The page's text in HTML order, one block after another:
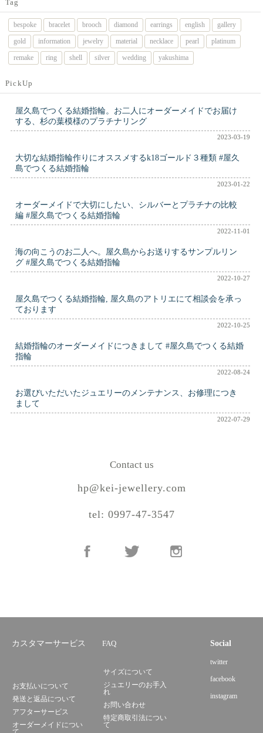
Tag
bespoke bracelet brooch diamond earrings english
gallery
gold
information jewelry material necklace pearl
platinum
remake
ring shell silver wedding yakushima
PickUp
屋久島でつくる結婚指輪。お二人にオーダーメイドでお届け
する、杉の葉模様のプラチナリング
2023-03-19
大切な結婚指輪作りにオススメするk18ゴールド３種類 #屋久
島でつくる結婚指輪
2023-01-22
オーダーメイドで大切にしたい、シルバーとプラチナの比較
編 #屋久島でつくる結婚指輪
2022-11-01
海の向こうのお二人へ。屋久島からお送りするサンプルリン
グ #屋久島でつくる結婚指輪
2022-10-27
屋久島でつくる結婚指輪, 屋久島のアトリエにて相談会を承っ
ております
2022-10-25
結婚指輪のオーダーメイドにつきまして #屋久島でつくる結婚
指輪
2022-08-24
お選びいただいたジュエリーのメンテナンス、お修理につき
まして
2022-07-29
Contact us
hp@kei-jewellery.com
tel: 0997-47-3547
カスタマーサービス FAQ
お支払いについて
発送と返品について
アフターサービス
オーダーメイドについ
サイズについて
ジュエリーのお手入
れ
お問い合わせ
特定商取引法につい
て
Social
twitter
facebook
instagram